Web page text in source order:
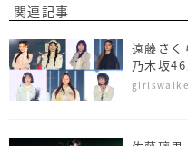
関連記事
遠藤さく
乃木坂
＜TGC